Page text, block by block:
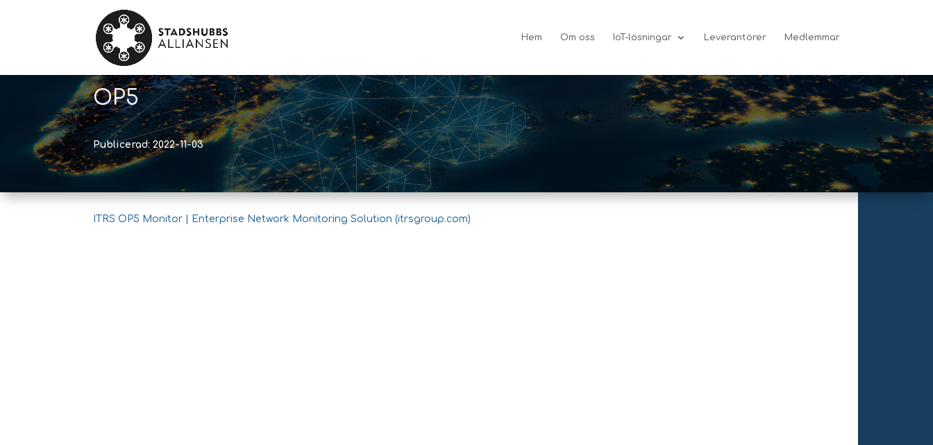
Hem Om oss IoT-lösningar Leverantörer Medlemmar
OP5
Publicerad: 2022-11-03
ITRS OP5 Monitor | Enterprise Network Monitoring Solution (itrsgroup.com)